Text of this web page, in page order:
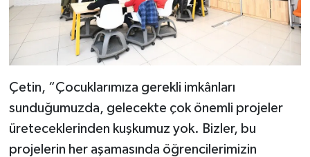
Çetin, “Çocuklarımıza gerekli imkânları
sunduğumuzda, gelecekte çok önemli projeler
üreteceklerinden kuşkumuz yok. Bizler, bu
projelerin her aşamasında öğrencilerimizin